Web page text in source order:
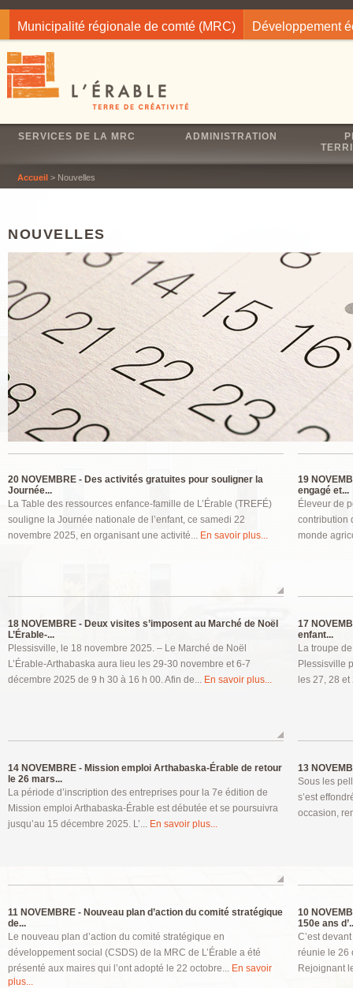
Municipalité régionale de comté (MRC) Développement
SERVICES DE LA MRC ADMINISTRATION
Accueil > Nouvelles
NOUVELLES
20 NOVEMBRE - Des activités gratuites pour souligner la
Journée...
La Table des ressources enfance-famille de L’Érable (TREFÉ)
souligne la Journée nationale de l’enfant, ce samedi 22
novembre 2025, en organisant une activité... En savoir plus...
19
engagé et...
Éleveur de
contribution
monde
18 NOVEMBRE - Deux visites s’imposent au Marché de Noël
L’Érable-...
Plessisville, le 18 novembre 2025. – Le Marché de Noël
L’Érable-Arthabaska aura lieu les 29-30 novembre et 6-7
décembre 2025 de 9 h 30 à 16 h 00. Afin de... En savoir plus...
17
enfant...
La troupe
Plessisville
les 27, 28
14 NOVEMBRE - Mission emploi Arthabaska-Érable de retour
le 26 mars...
La période d’inscription des entreprises pour la 7e édition de
Mission emploi Arthabaska-Érable est débutée et se poursuivra
jusqu’au 15 décembre 2025. L’... En savoir plus...
13
Sous les
s’est
occasion,
11 NOVEMBRE - Nouveau plan d’action du comité stratégique
de...
Le nouveau plan d’action du comité stratégique en
développement social (CSDS) de la MRC de L’Érable a été
présenté aux maires qui l’ont adopté le 22 octobre... En savoir
plus...
10
150e ans
C’est
réunie le 26
Rejoignant
Pages